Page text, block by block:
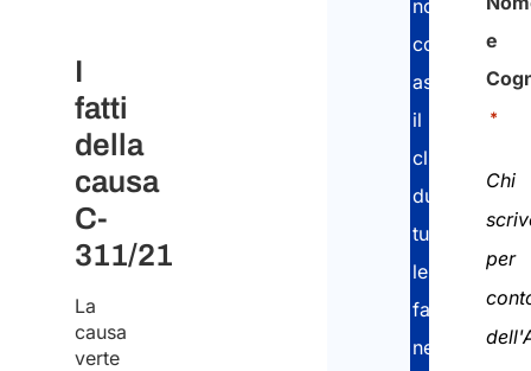
I
fatti
della
causa
C-
311/21
La
causa
verte
nostri
consulenti
assistono
il
cliente
durante
tutte
le
fasi
necessarie
e
*
Chi
per